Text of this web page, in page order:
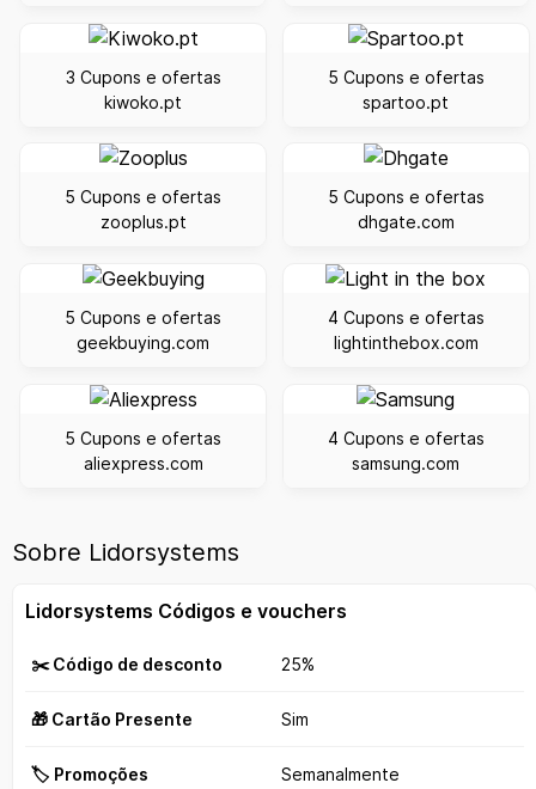
3 Cupons e ofertas
kiwoko.pt
5 Cupons e ofertas
spartoo.pt
5 Cupons e ofertas
zooplus.pt
5 Cupons e ofertas
dhgate.com
5 Cupons e ofertas
geekbuying.com
4 Cupons e ofertas
lightinthebox.com
5 Cupons e ofertas
aliexpress.com
4 Cupons e ofertas
samsung.com
Sobre Lidorsystems
Lidorsystems Códigos e vouchers
✂️ Código de desconto 25%
🎁 Cartão Presente Sim
🏷️ Promoções Semanalmente